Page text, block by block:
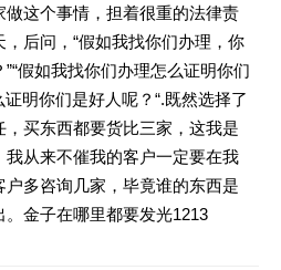
这个事情，担着很重的法律责
后问，“假如我找你们办理，你
假如我找你们办理怎么证明你们
证明你们是好人呢？“.既然选择了
买东西都要货比三家，这我是
我从来不催我的客户一定要在我
多咨询几家，毕竟谁的东西是
金子在哪里都要发光1213